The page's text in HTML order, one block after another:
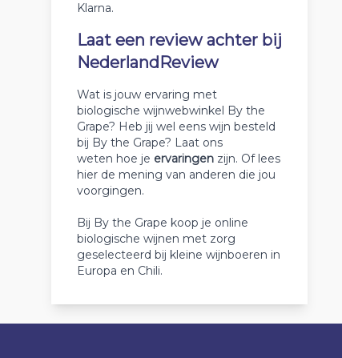
Klarna.
Laat een review achter bij
NederlandReview
Wat is jouw ervaring met
biologische wijnwebwinkel By the
Grape? Heb jij wel eens wijn besteld
bij By the Grape? Laat ons
weten hoe je ervaringen zijn. Of lees
hier de mening van anderen die jou
voorgingen.
Bij By the Grape koop je online
biologische wijnen met zorg
geselecteerd bij kleine wijnboeren in
Europa en Chili.